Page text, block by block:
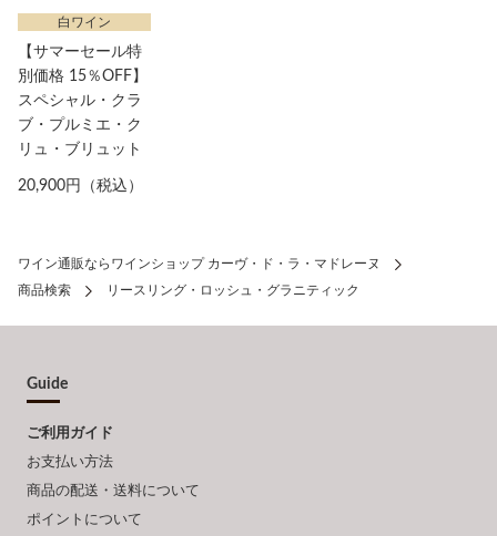
白ワイン
【サマーセール特
別価格 15％OFF】
スペシャル・クラ
ブ・プルミエ・ク
リュ・ブリュット
20,900円（税込）
ワイン通販ならワインショップ カーヴ・ド・ラ・マドレーヌ
商品検索
リースリング・ロッシュ・グラニティック
Guide
ご利用ガイド
お支払い方法
商品の配送・送料について
ポイントについて